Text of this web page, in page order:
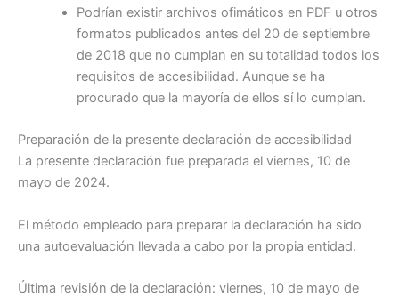
Podrían existir archivos ofimáticos en PDF u otros
formatos publicados antes del 20 de septiembre
de 2018 que no cumplan en su totalidad todos los
requisitos de accesibilidad. Aunque se ha
procurado que la mayoría de ellos sí lo cumplan.
Preparación de la presente declaración de accesibilidad
La presente declaración fue preparada el viernes, 10 de
mayo de 2024.
El método empleado para preparar la declaración ha sido
una autoevaluación llevada a cabo por la propia entidad.
Última revisión de la declaración: viernes, 10 de mayo de